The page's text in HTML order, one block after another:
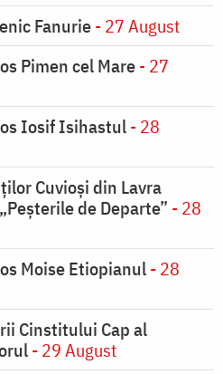
Fanurie- 27 August
Pimen cel Mare- 27
Iosif Isihastul- 28
Cuvioși din Lavra
de Departe” - 28
Moise Etiopianul- 28
Cinstitului Cap al
- 29 August